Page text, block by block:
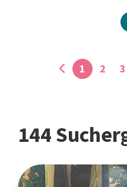
1 2 3
144